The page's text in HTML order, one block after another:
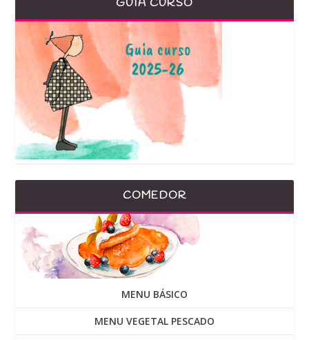
GUÍA CURSO
COMEDOR
MENU BÁSICO
MENU VEGETAL PESCADO